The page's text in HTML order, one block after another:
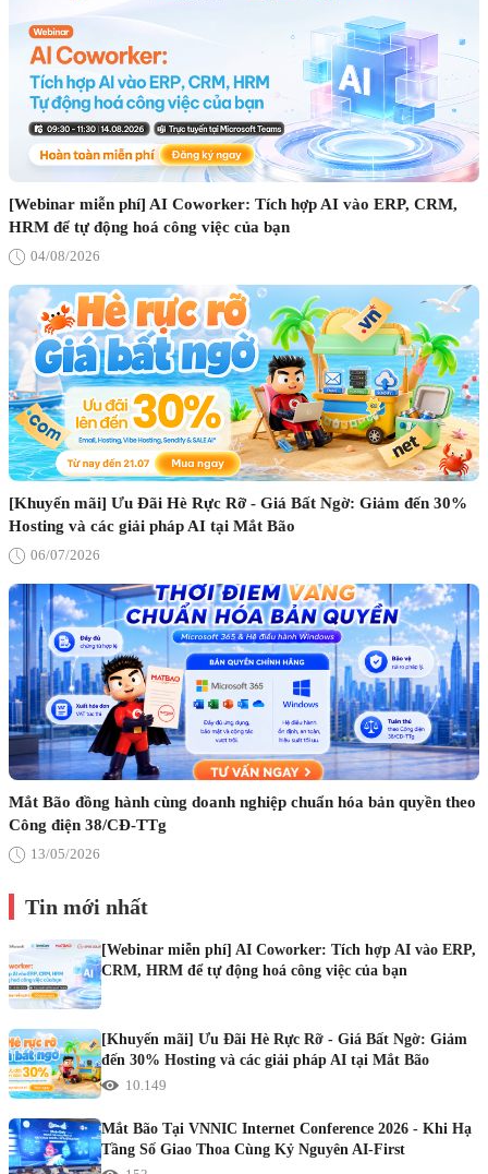
[Webinar miễn phí] AI Coworker: Tích hợp AI vào ERP, CRM,
HRM để tự động hoá công việc của bạn
04/08/2026
[Khuyến mãi] Ưu Đãi Hè Rực Rỡ - Giá Bất Ngờ: Giảm đến 30%
Hosting và các giải pháp AI tại Mắt Bão
06/07/2026
Mắt Bão đồng hành cùng doanh nghiệp chuẩn hóa bản quyền theo
Công điện 38/CĐ-TTg
13/05/2026
Tin mới nhất
[Webinar miễn phí] AI Coworker: Tích hợp AI vào ERP,
CRM, HRM để tự động hoá công việc của bạn
[Khuyến mãi] Ưu Đãi Hè Rực Rỡ - Giá Bất Ngờ: Giảm
đến 30% Hosting và các giải pháp AI tại Mắt Bão
10.149
Mắt Bão Tại VNNIC Internet Conference 2026 - Khi Hạ
Tầng Số Giao Thoa Cùng Kỷ Nguyên AI-First